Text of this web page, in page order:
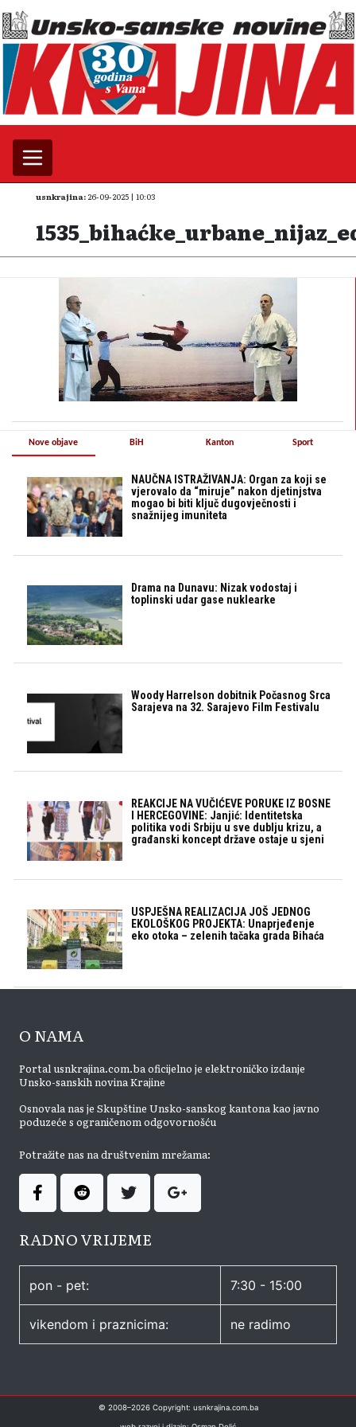
usnkrajina: 26-09-2025 | 10:03
Nove objave
NAUČNA ISTRAŽIVANJA: Organ za koji se
vjerovalo da “miruje” nakon djetinjstva
mogao bi biti ključ dugovječnosti i
snažnijeg imuniteta
Drama na Dunavu: Nizak vodostaj i
toplinski udar gase nuklearke
Woody Harrelson dobitnik Počasnog Srca
Sarajeva na 32. Sarajevo Film Festivalu
REAKCIJE NA VUČIĆEVE PORUKE IZ BOSNE
I HERCEGOVINE: Janjić: Identitetska
politika vodi Srbiju u sve dublju krizu, a
građanski koncept države ostaje u sjeni
USPJEŠNA REALIZACIJA JOŠ JEDNOG
EKOLOŠKOG PROJEKTA: Unaprjeđenje
eko otoka – zelenih tačaka grada Bihaća
BiH Kanton Sport
O NAMA
Portal usnkrajina.com.ba oficijelno je elektroničko izdanje
Unsko-sanskih novina Krajine
Osnovala nas je Skupštine Unsko-sanskog kantona kao javno
poduzeće s ograničenom odgovornošću
Potražite nas na društvenim mrežama:
RADNO VRIJEME
pon - pet: 7:30 - 15:00
vikendom i praznicima: ne radimo
© 2008–2026Copyright: usnkrajina.com.ba